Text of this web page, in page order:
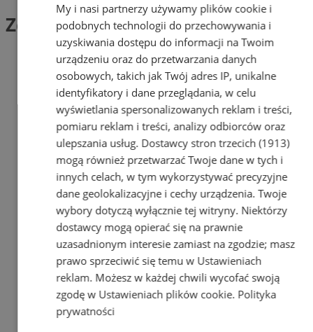
Zdrowie
Zobacz wszystkie prezentacje firm
Zdrowie (243)
Apteki26
Dietetyka0
Gabinety dentystyczne, stomatolog47
Laboratoria medyczne3
Lekarze, gabinety lekarskie53
Medycyna naturalna10
Odżywki, suplementy diety0
Optyk, zakłady optyczne7
Pogotowie Ratunkowe 1
Prywatne gabinety i kliniki22
Przychodnie i poradnie 10
Rehabilitacja, fizjoterapia28
Sklepy Medyczne13
Szpitale, kliniki3
Usługi medyczne6
Usługi opiekuńcze, hospicja
Weterynarz, Przychodnie dla zwierząt
My i nasi partnerzy używamy plików cookie i
podobnych technologii do przechowywania i
uzyskiwania dostępu do informacji na Twoim
urządzeniu oraz do przetwarzania danych
osobowych, takich jak Twój adres IP, unikalne
identyfikatory i dane przeglądania, w celu
wyświetlania spersonalizowanych reklam i treści,
pomiaru reklam i treści, analizy odbiorców oraz
ulepszania usług. Dostawcy stron trzecich (1913)
mogą również przetwarzać Twoje dane w tych i
innych celach, w tym wykorzystywać precyzyjne
dane geolokalizacyjne i cechy urządzenia. Twoje
wybory dotyczą wyłącznie tej witryny. Niektórzy
dostawcy mogą opierać się na prawnie
uzasadnionym interesie zamiast na zgodzie; masz
prawo sprzeciwić się temu w Ustawieniach
reklam. Możesz w każdej chwili wycofać swoją
zgodę w Ustawieniach plików cookie. Polityka
prywatności